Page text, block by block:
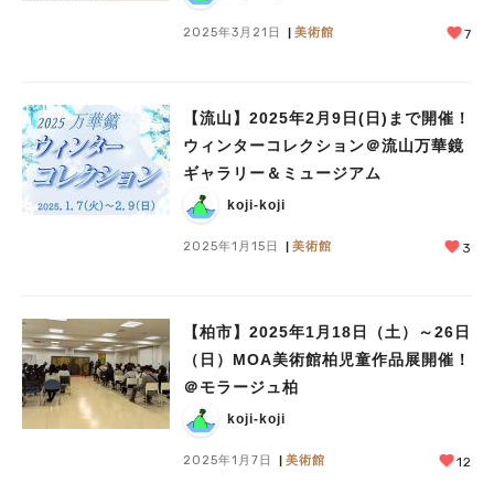
2025年3月21日 美術館 7
【流山】2025年2月9日(日)まで開催！
ウィンターコレクション＠流山万華鏡
ギャラリー＆ミュージアム
koji-koji
2025年1月15日 美術館 3
【柏市】2025年1月18日（土）～26日
（日）MOA美術館柏児童作品展開催！
＠モラージュ柏
koji-koji
2025年1月7日 美術館 12